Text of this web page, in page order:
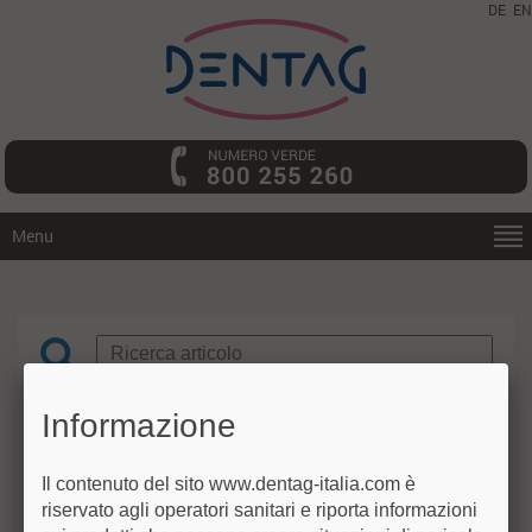
DE EN
Menu
Assistenza tecnica
LABORATORIO
Informazione
Il contenuto del sito www.dentag-italia.com è
riservato agli operatori sanitari e riporta informazioni